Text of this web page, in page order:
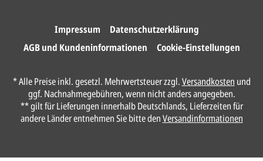
Impressum
Datenschutzerklärung
AGB und Kundeninformationen
Cookie-Einstellungen
* Alle Preise inkl. gesetzl. Mehrwertsteuer zzgl.Versandkosten und
ggf. Nachnahmegebühren, wenn nicht anders angegeben.
** gilt für Lieferungen innerhalb Deutschlands, Lieferzeiten für
andere Länder entnehmen Sie bitte denVersandinformationen